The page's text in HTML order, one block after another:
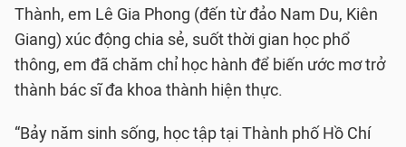
Thành, em Lê Gia Phong (đến từ đảo Nam Du, Kiên
Giang) xúc động chia sẻ, suốt thời gian học phổ
thông, em đã chăm chỉ học hành để biến ước mơ trở
thành bác sĩ đa khoa thành hiện thực.
“Bảy năm sinh sống, học tập tại Thành phố Hồ Chí